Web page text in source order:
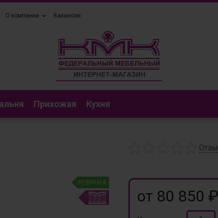
О компании Вакансии
Прихожая Кухня
НОВИНКА
от 80 850 ₽